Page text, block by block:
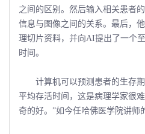
之间的区别。然后输入相关患者
信息与图像之间的关系。最后，
理切片资料，并向AI提出了一个
时间。
计算机可以预测患者的生存期
平均存活时间，这是病理学家很
奇的好。”如今任哈佛医学院讲师